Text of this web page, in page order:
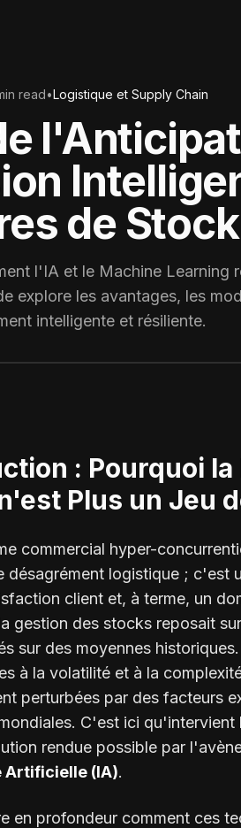
read•Logistique et Supply Chain
de Stock
l'IA et le Machine Learning
explore les avantages, les
intelligente et résiliente.
: Pourquoi
Plus un Jeu
commercial hyper-
désagrément logistique ; c'est
client et, à terme, un
gestion des stocks reposait
sur des moyennes
à la volatilité et à la
perturbées par des facteurs
C'est ici qu'intervient
rendue possible par
Artificielle (IA).
en profondeur comment ces